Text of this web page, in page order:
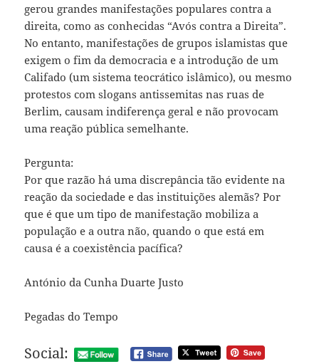
gerou grandes manifestações populares contra a
direita, como as conhecidas “Avós contra a Direita”.
No entanto, manifestações de grupos islamistas que
exigem o fim da democracia e a introdução de um
Califado (um sistema teocrático islâmico), ou mesmo
protestos com slogans antissemitas nas ruas de
Berlim, causam indiferença geral e não provocam
uma reação pública semelhante.
Pergunta:
Por que razão há uma discrepância tão evidente na
reação da sociedade e das instituições alemãs? Por
que é que um tipo de manifestação mobiliza a
população e a outra não, quando o que está em
causa é a coexistência pacífica?
António da Cunha Duarte Justo
Pegadas do Tempo
Social: